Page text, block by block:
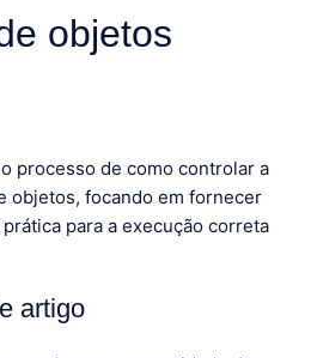
objetos
processo de como controlar a
objetos, focando em fornecer
para a execução correta
artigo